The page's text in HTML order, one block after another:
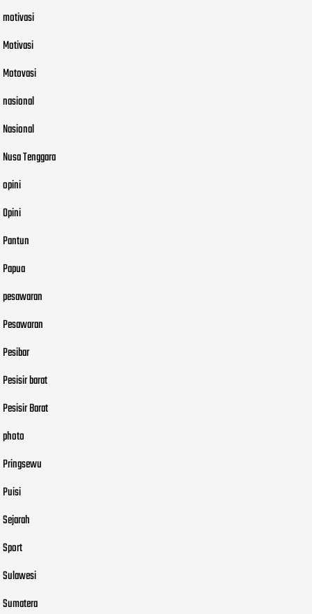
motivasi
Motivasi
Motovasi
nasional
Nasional
Nusa Tenggara
opini
Opini
Pantun
Papua
pesawaran
Pesawaran
Pesibar
Pesisir barat
Pesisir Barat
photo
Pringsewu
Puisi
Sejarah
Sport
Sulawesi
Sumatera